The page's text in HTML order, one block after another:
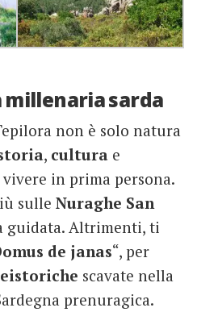
sarda
non è solo natura
, cultura e
vivere in prima persona.
sulle Nuraghe San
guidata. Altrimenti, ti
de janas“, per
scavate nella
prenuragica.